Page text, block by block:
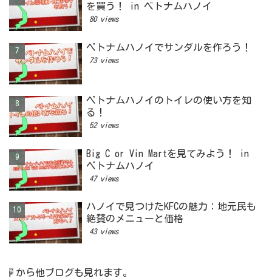
を買う！ in ベトナムハノイ
80 views
ベトナムハノイでサンダルを作ろう！
73 views
ベトナムハノイのトイレの使い方を知
る！
52 views
Big C or Vin Martを見てみよう！ in
ベトナムハノイ
47 views
ハノイで見つけたKFCの魅力：地元民も
絶賛のメニューと価格
43 views
☟から他ブログも見れます。